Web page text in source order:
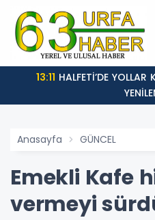
13:11
Anasayfa GÜNCEL
Emekli Kafe
vermeyi